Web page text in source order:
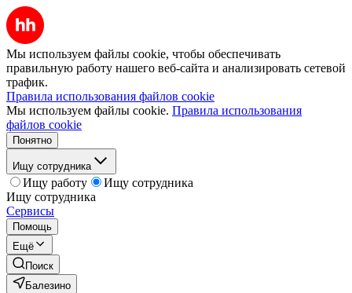
Мы используем файлы cookie, чтобы обеспечивать
правильную работу нашего веб-сайта и анализировать сетевой
трафик.
Правила использования файлов cookie
Мы используем файлы cookie. Правила использования
файлов cookie
Понятно
Ищу сотрудника
Ищу работу
Ищу сотрудника
Ищу сотрудника
Сервисы
Помощь
Ещё
Поиск
Балезино